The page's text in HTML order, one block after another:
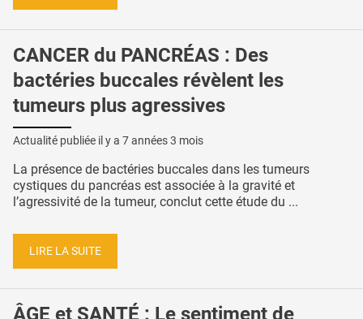
CANCER du PANCRÉAS : Des
bactéries buccales révèlent les
tumeurs plus agressives
Actualité publiée il y a 7 années 3 mois
La présence de bactéries buccales dans les tumeurs
cystiques du pancréas est associée à la gravité et
l’agressivité de la tumeur, conclut cette étude du ...
LIRE LA SUITE
ÂGE et SANTÉ : Le sentiment de